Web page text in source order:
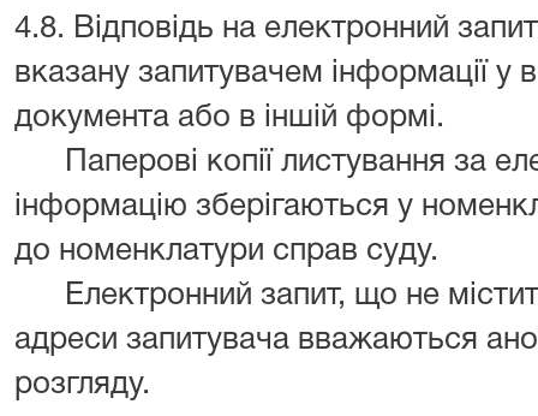
4.8. Відповідь на електронний
вказану запитувачем інформації у
документа або в іншій формі.
Паперові копії листування за
інформацію зберігаються у
до номенклатури справ суду.
Електронний запит, що не
адреси запитувача вважаються
розгляду.